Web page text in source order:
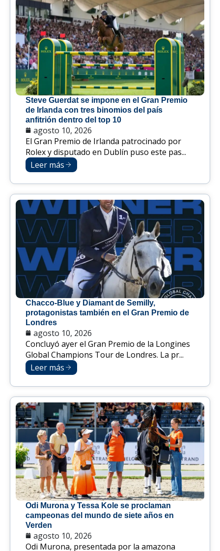
Steve Guerdat se impone en el Gran Premio
de Irlanda con tres binomios del país
anfitrión dentro del top 10
agosto 10, 2026
El Gran Premio de Irlanda patrocinado por
Rolex y disputado en Dublín puso este pas...
Leer más
Chacco-Blue y Diamant de Semilly,
protagonistas también en el Gran Premio de
Londres
agosto 10, 2026
Concluyó ayer el Gran Premio de la Longines
Global Champions Tour de Londres. La pr...
Leer más
Odi Murona y Tessa Kole se proclaman
campeonas del mundo de siete años en
Verden
agosto 10, 2026
Odi Murona, presentada por la amazona